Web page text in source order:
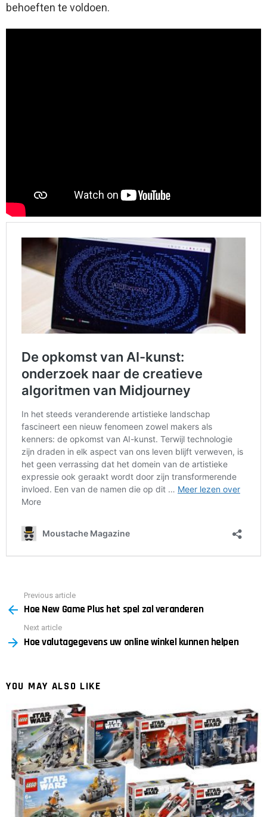
behoeften te voldoen.
more
Previous article
Hoe New Game Plus het spel zal veranderen
Next article
Hoe valutagegevens uw online winkel kunnen helpen
YOU MAY ALSO LIKE